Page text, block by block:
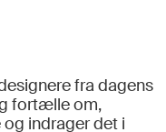
fra dagens
fortælle om,
indrager det i